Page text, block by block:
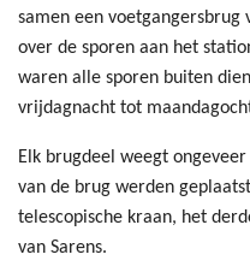
samen een
over de sporen aan het
waren alle sporen buiten
vrijdagnacht tot
Elk brugdeel weegt
van de brug werden
telescopische kraan, het
van Sarens.